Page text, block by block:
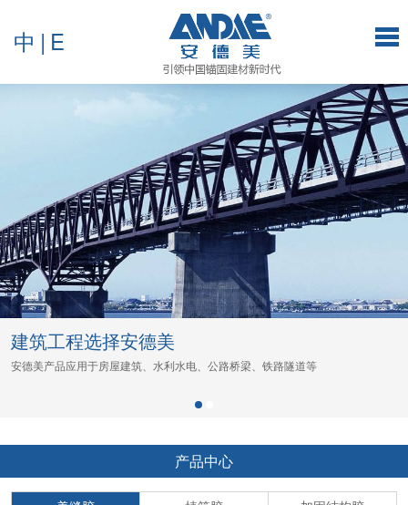
中 | E
建筑工程选择安德美
安德美产品应用于房屋建筑、水利水电、公路桥梁、铁路隧道等
产品中心